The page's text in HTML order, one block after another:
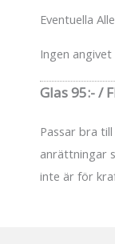
Eventuella
Ingen angivet
Glas 95:- /
Passar bra
anrättningar
inte är för